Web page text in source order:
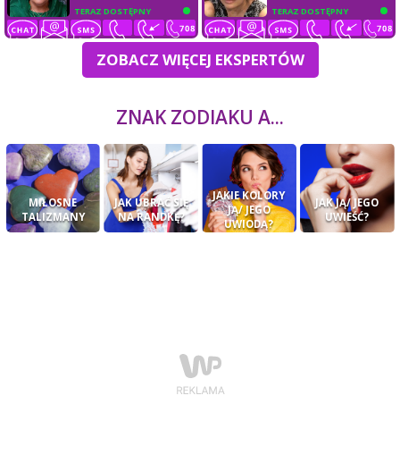
TERAZ DOSTĘPNY
TERAZ DOSTĘPNY
ZOBACZ WIĘCEJ EKSPERTÓW
ZNAK ZODIAKU A...
MIŁOSNE
TALIZMANY
JAK UBRAĆ SIĘ
NA RANDKĘ?
JAKIE KOLORY
JĄ/ JEGO
UWIODĄ?
JAK JĄ/ JEGO
UWIEŚĆ?